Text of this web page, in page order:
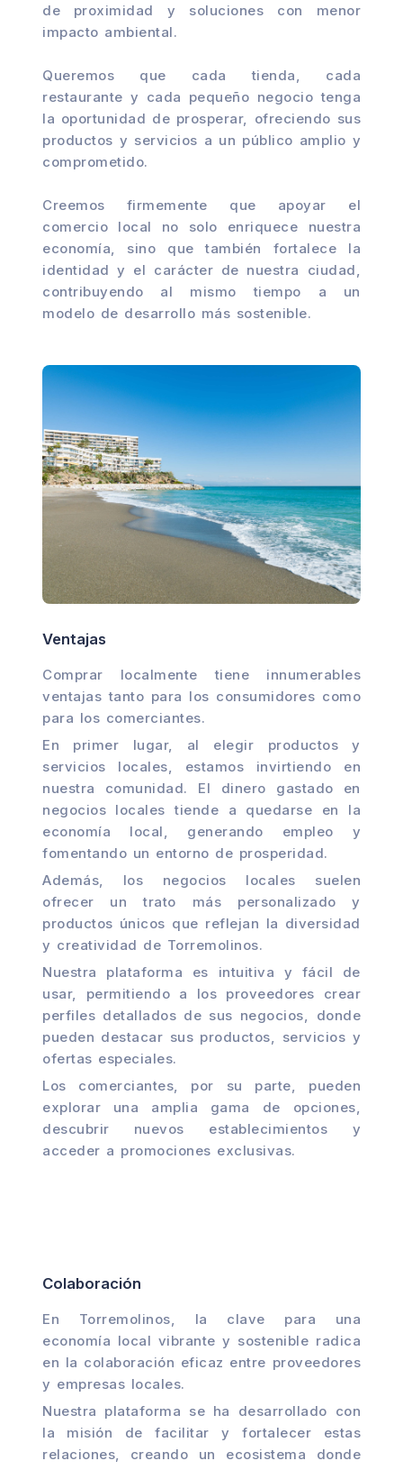
de proximidad y soluciones con menor
impacto ambiental.
Queremos que cada tienda, cada
restaurante y cada pequeño negocio tenga
la oportunidad de prosperar, ofreciendo sus
productos y servicios a un público amplio y
comprometido.
Creemos firmemente que apoyar el
comercio local no solo enriquece nuestra
economía, sino que también fortalece la
identidad y el carácter de nuestra ciudad,
contribuyendo al mismo tiempo a un
modelo de desarrollo más sostenible.
Ventajas
Comprar localmente tiene innumerables
ventajas tanto para los consumidores como
para los comerciantes.
En primer lugar, al elegir productos y
servicios locales, estamos invirtiendo en
nuestra comunidad. El dinero gastado en
negocios locales tiende a quedarse en la
economía local, generando empleo y
fomentando un entorno de prosperidad.
Además, los negocios locales suelen
ofrecer un trato más personalizado y
productos únicos que reflejan la diversidad
y creatividad de Torremolinos.
Nuestra plataforma es intuitiva y fácil de
usar, permitiendo a los proveedores crear
perfiles detallados de sus negocios, donde
pueden destacar sus productos, servicios y
ofertas especiales.
Los comerciantes, por su parte, pueden
explorar una amplia gama de opciones,
descubrir nuevos establecimientos y
acceder a promociones exclusivas.
Colaboración
En Torremolinos, la clave para una
economía local vibrante y sostenible radica
en la colaboración eficaz entre proveedores
y empresas locales.
Nuestra plataforma se ha desarrollado con
la misión de facilitar y fortalecer estas
relaciones, creando un ecosistema donde